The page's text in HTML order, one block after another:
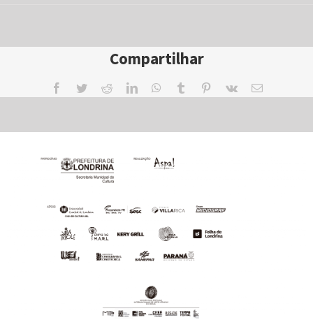
Compartilhar
Facebook
TwitterRedditLinkedInWhatsApp
Tumblr Pinterest
Vk Email